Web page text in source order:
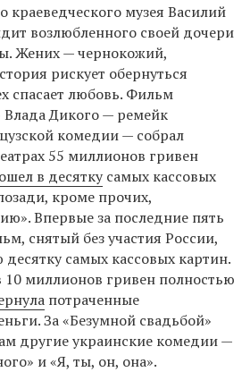
краеведческого музея Василий
возлюбленного своей дочери
Жених — чернокожий,
рискует обернуться
спасает любовь. Фильм
Влада Дикого — ремейк
комедии — собрал
55 миллионов гривен
в десяткусамых кассовых
кроме прочих,
Впервые за последние пять
снятый без участия России,
самых кассовых картин.
миллионов гривен полностью
потраченные
За «Безумной свадьбой»
другие украинские комедии —
и «Я, ты, он, она».